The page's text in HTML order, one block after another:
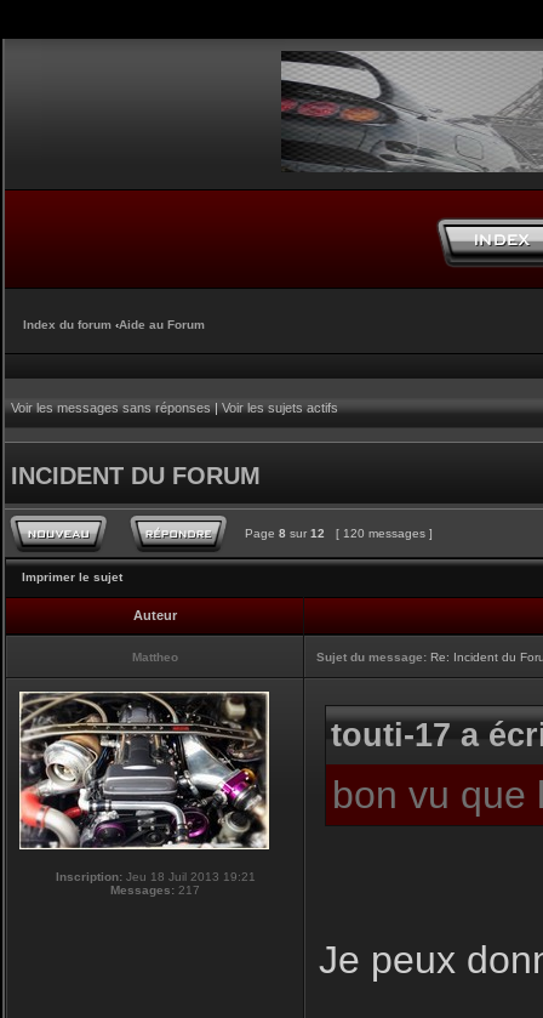
Index du forum ‹Aide au Forum
Voir les messages sans réponses|Voir les sujets actifs
INCIDENT DU FORUM
Page 8 sur 12 [ 120 messages ]
Imprimer le sujet
Auteur
Mattheo Sujet du message: Re: Incident du
Inscription:Jeu 18 Juil 2013 19:21
Messages: 217
touti-17 a
bon vu que
Je peux